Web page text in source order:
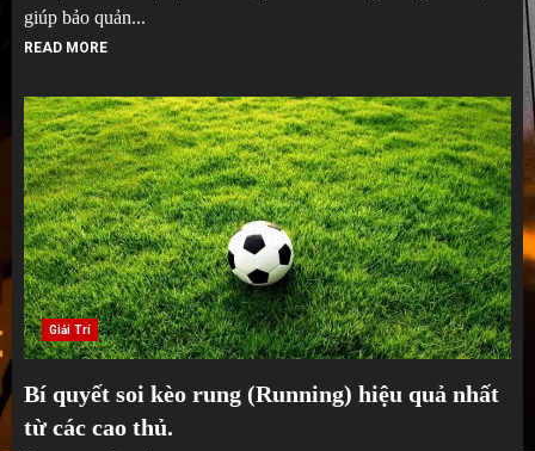
giúp bảo quản...
READ MORE
Giải Trí
Bí quyết soi kèo rung (Running) hiệu quả nhất
từ các cao thủ.